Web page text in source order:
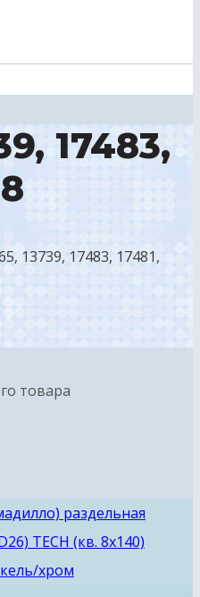
17483,
13739, 17483, 17481,
товара